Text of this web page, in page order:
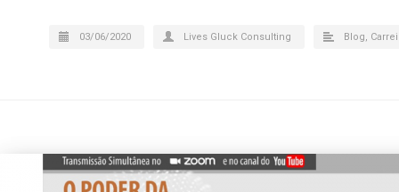
03/06/2020 Lives Gluck Consulting Blog,